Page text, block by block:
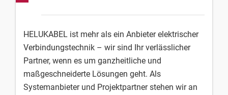
HELUKABEL ist mehr als ein Anbieter elektrischer
Verbindungstechnik – wir sind Ihr verlässlicher
Partner, wenn es um ganzheitliche und
maßgeschneiderte Lösungen geht. Als
Systemanbieter und Projektpartner stehen wir an